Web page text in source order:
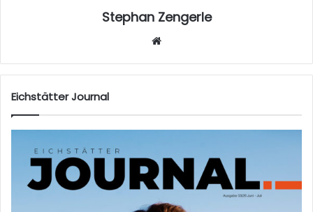
Stephan Zengerle
sei
Eichstätter Journal